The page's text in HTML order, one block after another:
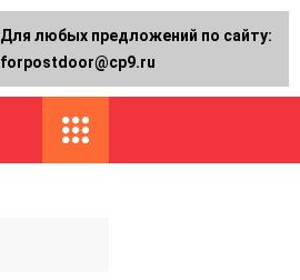
Для любых предложений по сайту:
forpostdoor@cp9.ru